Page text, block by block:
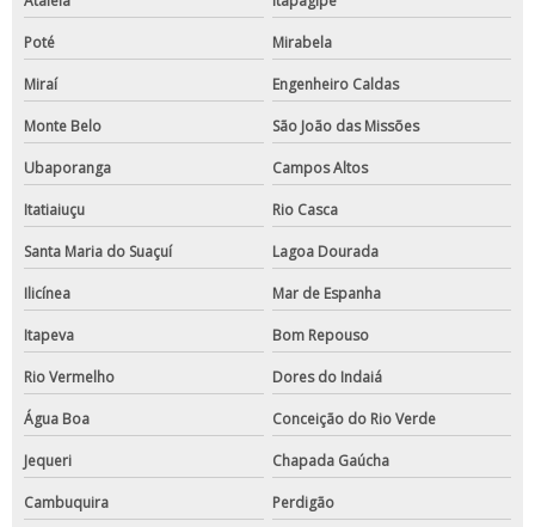
Poté Mirabela
Miraí Engenheiro Caldas
Monte Belo São João das Missões
Ubaporanga Campos Altos
Itatiaiuçu Rio Casca
Santa Maria do Suaçuí Lagoa Dourada
Ilicínea Mar de Espanha
Itapeva Bom Repouso
Rio Vermelho Dores do Indaiá
Água Boa Conceição do Rio Verde
Jequeri Chapada Gaúcha
Cambuquira Perdigão